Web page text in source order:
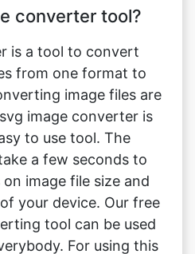
from one format to
image files are
image converter is
to use tool. The
a few seconds to
image file size and
your device. Our free
tool can be used
For using this
need to have any
things at all. Our
completely free and